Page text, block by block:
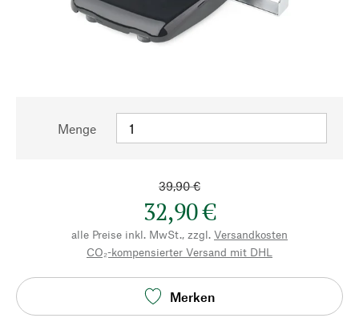
Menge
39,90 €
32,90 €
alle Preise inkl. MwSt., zzgl. Versandkosten
CO₂-kompensierter Versand mit DHL
Merken